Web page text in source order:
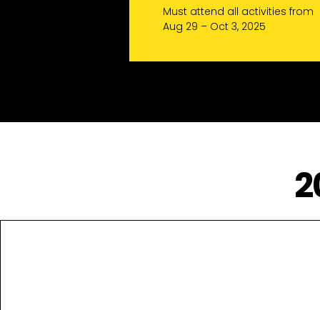
Must attend all activities from
Aug 29 – Oct 3, 2025